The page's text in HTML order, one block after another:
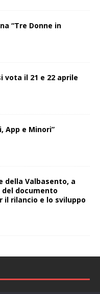
“Tre Donne in
vota il 21 e 22 aprile
App e Minori”
della Valbasento, a
documento
il rilancio e lo sviluppo